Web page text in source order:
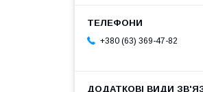
+380 (63) 369-47-82